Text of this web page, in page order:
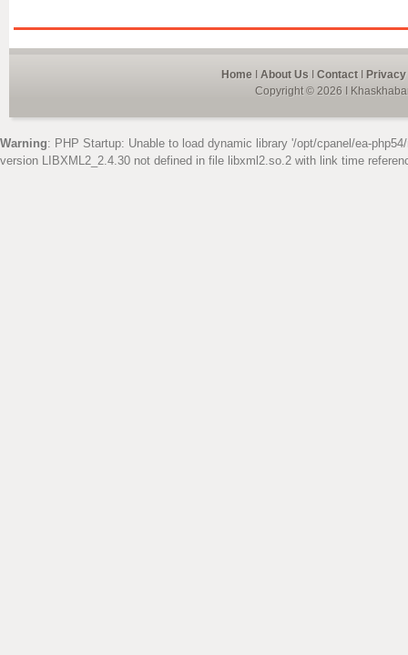
Home About Us Contact
Copyright © 2026 I
Warning: PHP Startup: Unable to load dynamic library '/opt/cpanel/ea-
version LIBXML2_2.4.30 not defined in file libxml2.so.2 with link time